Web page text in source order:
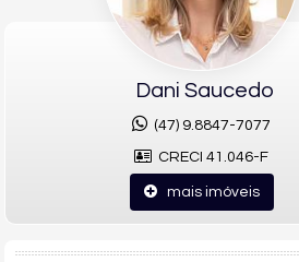
Dani Saucedo
(47) 9.8847-7077
CRECI 41.046-F
mais imóveis